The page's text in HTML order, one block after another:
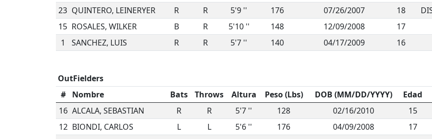
23 QUINTERO, LEINERYER R R 5'9 '' 176 07/26/2007 18
15 ROSALES, WILKER B R 5'10 '' 148 12/09/2008 17
1
SANCHEZ, LUIS R R 5'7 '' 140 04/17/2009 16
OutFielders
#
Nombre Bats Throws Altura Peso (Lbs) DOB (MM/DD/YYYY) Edad
16 ALCALA, SEBASTIAN R R 5'7 '' 128 02/16/2010 15
12 BIONDI, CARLOS L L 5'6 '' 176 04/09/2008 17